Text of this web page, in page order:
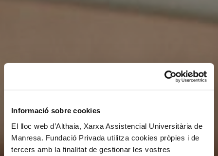
Informació sobre cookies
El lloc web d’Althaia, Xarxa Assistencial Universitària de
Manresa. Fundació Privada utilitza cookies pròpies i de
tercers amb la finalitat de gestionar les vostres